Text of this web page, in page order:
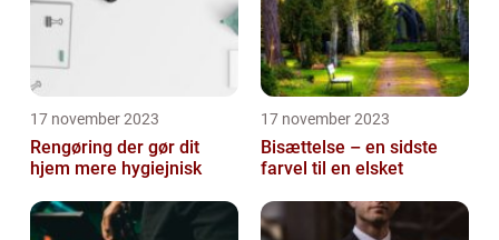
17 november 2023
Rengøring der gør dit
hjem mere hygiejnisk
17 november 2023
Bisættelse – en sidste
farvel til en elsket